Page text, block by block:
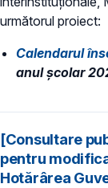
următorul proiect:
Calendarul
anul şcolar
[Consultare
pentru
Hotărârea